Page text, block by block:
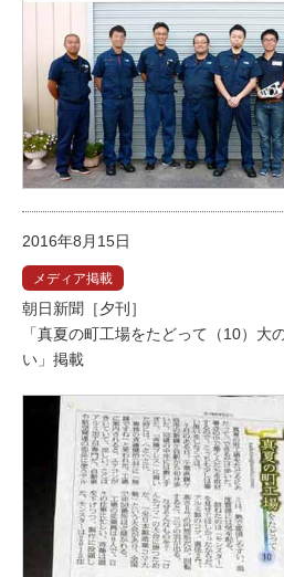
2016年8月15日
メディア掲載
朝日新聞［夕刊］
「真夏の町工場をたどって（10）大
い」掲載